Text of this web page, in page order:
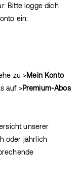
Bitte logge dich
ein:
zu >Mein Konto
auf >Premium-Abos
unserer
oder jährlich